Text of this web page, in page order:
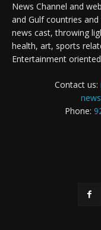
News Channel and
and Gulf countries
news cast, throwing
health, art, sports
Entertainment
Contact us:
Phone: